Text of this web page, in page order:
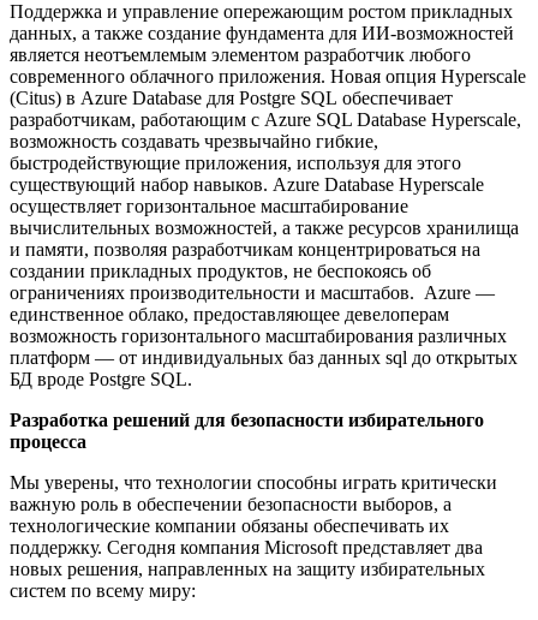
Поддержка и управление опережающим ростом прикладных
данных, а также создание фундамента для ИИ-возможностей
является неотъемлемым элементом разработчик любого
современного облачного приложения. Новая опция Hyperscale
(Citus) в Azure Database для Postgre SQL обеспечивает
разработчикам, работающим с Azure SQL Database Hyperscale,
возможность создавать чрезвычайно гибкие,
быстродействующие приложения, используя для этого
существующий набор навыков. Azure Database Hyperscale
осуществляет горизонтальное масштабирование
вычислительных возможностей, а также ресурсов хранилища
и памяти, позволяя разработчикам концентрироваться на
создании прикладных продуктов, не беспокоясь об
ограничениях производительности и масштабов. Azure —
единственное облако, предоставляющее девелоперам
возможность горизонтального масштабирования различных
платформ — от индивидуальных баз данных sql до открытых
БД вроде Postgre SQL.
Разработка решений для безопасности избирательного
процесса
Мы уверены, что технологии способны играть критически
важную роль в обеспечении безопасности выборов, а
технологические компании обязаны обеспечивать их
поддержку. Сегодня компания Microsoft представляет два
новых решения, направленных на защиту избирательных
систем по всему миру: